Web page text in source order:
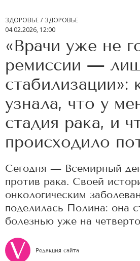
ЗДОРОВЬЕ
ЗДОРОВЬЕ
04.02.2026, 12:00
«Врачи уже не
ремиссии —
стабилизации»:
узнала, что у
стадия рака, и
происходило
Сегодня — Всемирный
против рака. Своей
онкологическим
поделилась Полина: она
болезнью уже на
Редакция сайта